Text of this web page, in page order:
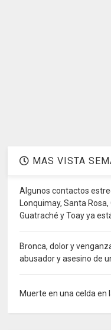
MAS VISTA
Algunos contactos
Lonquimay, Santa
Guatraché y Toay ya
Bronca, dolor y
abusador y asesino de
Muerte en una celda en